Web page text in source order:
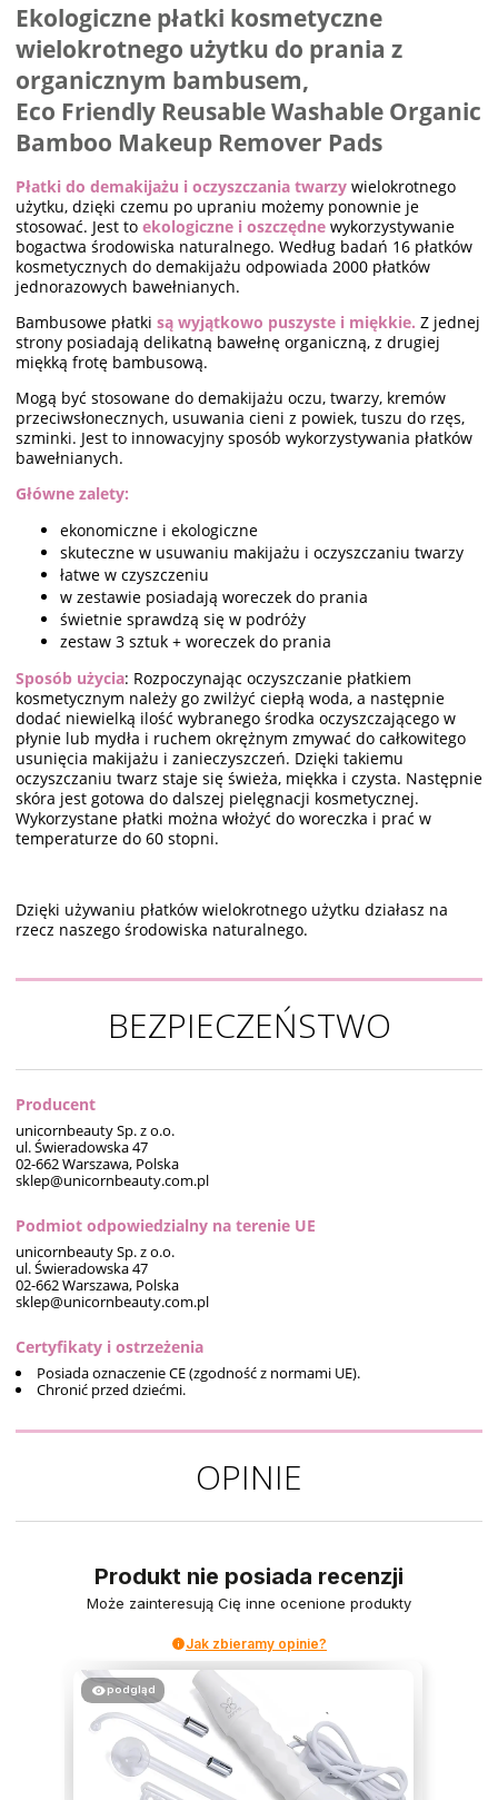
Ekologiczne płatki kosmetyczne
wielokrotnego użytku do prania z
organicznym bambusem,
Eco Friendly Reusable Washable Organic
Bamboo Makeup Remover Pads
Płatki do demakijażu i oczyszczania twarzy wielokrotnego
użytku, dzięki czemu po upraniu możemy ponownie je
stosować. Jest to ekologiczne i oszczędne wykorzystywanie
bogactwa środowiska naturalnego. Według badań 16 płatków
kosmetycznych do demakijażu odpowiada 2000 płatków
jednorazowych bawełnianych.
Bambusowe płatki są wyjątkowo puszyste i miękkie. Z jednej
strony posiadają delikatną bawełnę organiczną, z drugiej
miękką frotę bambusową.
Mogą być stosowane do demakijażu oczu, twarzy, kremów
przeciwsłonecznych, usuwania cieni z powiek, tuszu do rzęs,
szminki. Jest to innowacyjny sposób wykorzystywania płatków
bawełnianych.
Główne zalety:
ekonomiczne i ekologiczne
skuteczne w usuwaniu makijażu i oczyszczaniu twarzy
łatwe w czyszczeniu
w zestawie posiadają woreczek do prania
świetnie sprawdzą się w podróży
zestaw 3 sztuk + woreczek do prania
Sposób użycia: Rozpoczynając oczyszczanie płatkiem
kosmetycznym należy go zwilżyć ciepłą woda, a następnie
dodać niewielką ilość wybranego środka oczyszczającego w
płynie lub mydła i ruchem okrężnym zmywać do całkowitego
usunięcia makijażu i zanieczyszczeń. Dzięki takiemu
oczyszczaniu twarz staje się świeża, miękka i czysta. Następnie
skóra jest gotowa do dalszej pielęgnacji kosmetycznej.
Wykorzystane płatki można włożyć do woreczka i prać w
temperaturze do 60 stopni.
Dzięki używaniu płatków wielokrotnego użytku działasz na
rzecz naszego środowiska naturalnego.
BEZPIECZEŃSTWO
Producent
unicornbeauty Sp. z o.o.
ul. Świeradowska 47
02-662 Warszawa, Polska
sklep@unicornbeauty.com.pl
Podmiot odpowiedzialny na terenie UE
unicornbeauty Sp. z o.o.
ul. Świeradowska 47
02-662 Warszawa, Polska
sklep@unicornbeauty.com.pl
Certyfikaty i ostrzeżenia
Posiada oznaczenie CE (zgodność z normami UE).
Chronić przed dziećmi.
OPINIE
Produkt nie posiada recenzji
Może zainteresują Cię inne ocenione produkty
Jak zbieramy opinie?
podgląd